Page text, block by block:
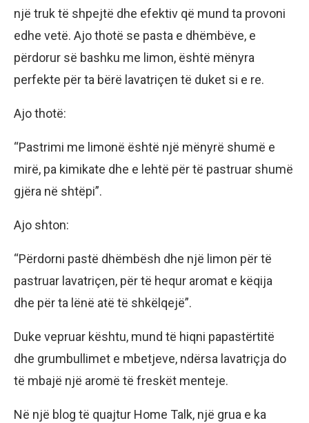
një truk të shpejtë dhe efektiv që mund ta provoni
edhe vetë. Ajo thotë se pasta e dhëmbëve, e
përdorur së bashku me limon, është mënyra
perfekte për ta bërë lavatriçen të duket si e re.
Ajo thotë:
“Pastrimi me limonë është një mënyrë shumë e
mirë, pa kimikate dhe e lehtë për të pastruar shumë
gjëra në shtëpi”.
Ajo shton:
“Përdorni pastë dhëmbësh dhe një limon për të
pastruar lavatriçen, për të hequr aromat e këqija
dhe për ta lënë atë të shkëlqejë”.
Duke vepruar kështu, mund të hiqni papastërtitë
dhe grumbullimet e mbetjeve, ndërsa lavatriçja do
të mbajë një aromë të freskët menteje.
Në një blog të quajtur Home Talk, një grua e ka